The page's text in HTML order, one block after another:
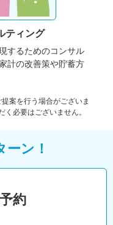
ティング
するためのコンサル
計の改善策や貯蓄方
案を行う場合がございま
必要はございません。
ン！
約